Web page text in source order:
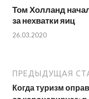
Том Холланд
за нехватки яиц
26.03.2020
ПРЕДЫДУЩАЯ
Когда туризм